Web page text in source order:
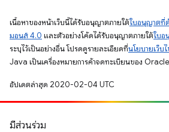
เนื้อหาของหน้าเว็บนี้ได้รับอนุญาตภายใต้ใบอนุญาตที่
มอนส์ 4.0 และตัวอย่างโค้ดได้รับอนุญาตภายใต้ใบอ
ระบุไว้เป็นอย่างอื่น โปรดดูรายละเอียดที่นโยบายเว็
Java เป็นเครื่องหมายการค้าจดทะเบียนของ
อัปเดตล่าสุด 2020-02-04 UTC
มีส่วนร่วม